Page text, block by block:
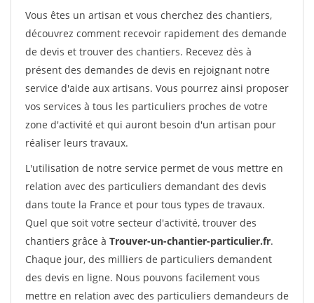
Vous êtes un artisan et vous cherchez des chantiers,
découvrez comment recevoir rapidement des demande
de devis et trouver des chantiers. Recevez dès à
présent des demandes de devis en rejoignant notre
service d'aide aux artisans. Vous pourrez ainsi proposer
vos services à tous les particuliers proches de votre
zone d'activité et qui auront besoin d'un artisan pour
réaliser leurs travaux.
L'utilisation de notre service permet de vous mettre en
relation avec des particuliers demandant des devis
dans toute la France et pour tous types de travaux.
Quel que soit votre secteur d'activité, trouver des
chantiers grâce à Trouver-un-chantier-particulier.fr.
Chaque jour, des milliers de particuliers demandent
des devis en ligne. Nous pouvons facilement vous
mettre en relation avec des particuliers demandeurs de